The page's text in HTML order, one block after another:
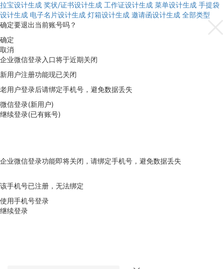
拉宝设计生成 奖状/证书设计生成 工作证设计生成 菜单设计生成 手提袋
设计生成 电子名片设计生成 灯箱设计生成 邀请函设计生成 全部类型
确定要退出当前账号吗？
确定
取消
企业微信登录入口将于近期关闭
新用户注册功能现已关闭
老用户登录后请绑定手机号，避免数据丢失
微信登录(新用户)
继续登录(已有账号)
企业微信登录功能即将关闭，请绑定手机号，避免数据丢失
该手机号已注册，无法绑定
使用手机号登录
继续登录